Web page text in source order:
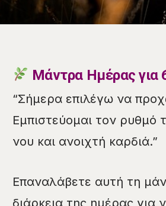
Μάντρα Ημέρας για
“Σήμερα επιλέγω να
Εμπιστεύομαι τον ρυθμό
νου και ανοιχτή καρδιά.”
Επαναλάβετε αυτή τη
διάρκεια της ημέρας για